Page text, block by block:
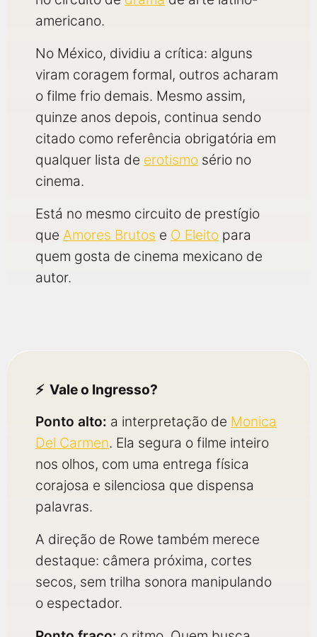
americano.
No México, dividiu a crítica: alguns
viram coragem formal, outros acharam
o filme frio demais. Mesmo assim,
quinze anos depois, continua sendo
citado como referência obrigatória em
qualquer lista de erotismo sério no
cinema.
Está no mesmo circuito de prestígio
que Amores Brutos e O Eleito para
quem gosta de cinema mexicano de
autor.
Vale o Ingresso?
Ponto alto: a interpretação de Monica
Del Carmen. Ela segura o filme inteiro
nos olhos, com uma entrega física
corajosa e silenciosa que dispensa
palavras.
A direção de Rowe também merece
destaque: câmera próxima, cortes
secos, sem trilha sonora manipulando
o espectador.